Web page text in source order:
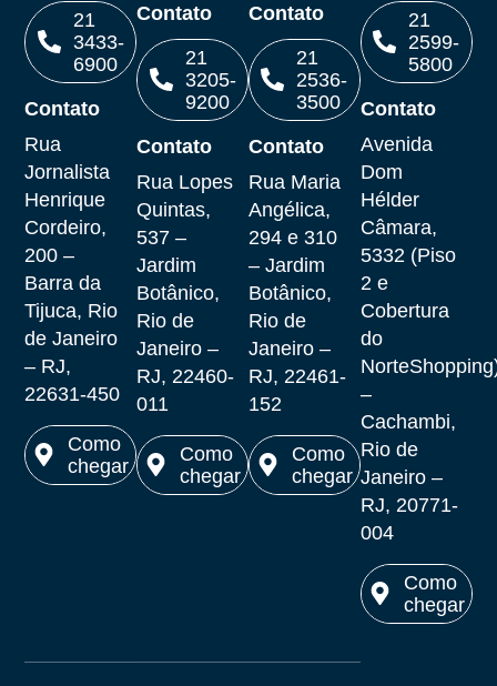
21
3433-
6900
Ligar
Contato
Rua
Jornalista
Henrique
Cordeiro,
200 –
Barra da
Tijuca, Rio
de Janeiro
– RJ,
22631-450
Como
chegar
Contato
21
3205-
9200
Ligar
Contato
Rua Lopes
Quintas,
537 –
Jardim
Botânico,
Rio de
Janeiro –
RJ, 22460-
011
Como
chegar
Contato
21
2536-
3500
Ligar
Contato
Rua Maria
Angélica,
294 e 310
– Jardim
Botânico,
Rio de
Janeiro –
RJ, 22461-
152
Como
chegar
21
2599-
5800
Ligar
Contato
Avenida
Dom
Hélder
Câmara,
5332 (Piso
2 e
Cobertura
do
–
Cachambi,
Rio de
Janeiro –
RJ, 20771-
004
Como
chegar